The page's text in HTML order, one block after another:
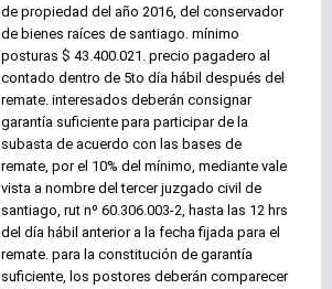
de propiedad del año 2016, del conservador
de bienes raíces de santiago. mínimo
posturas $ 43.400.021. precio pagadero al
contado dentro de 5to día hábil después del
remate. interesados deberán consignar
garantía suficiente para participar de la
subasta de acuerdo con las bases de
remate, por el 10% del mínimo, mediante vale
vista a nombre del tercer juzgado civil de
santiago, rut nº 60.306.003-2, hasta las 12 hrs
del día hábil anterior a la fecha fijada para el
remate. para la constitución de garantía
suficiente, los postores deberán comparecer